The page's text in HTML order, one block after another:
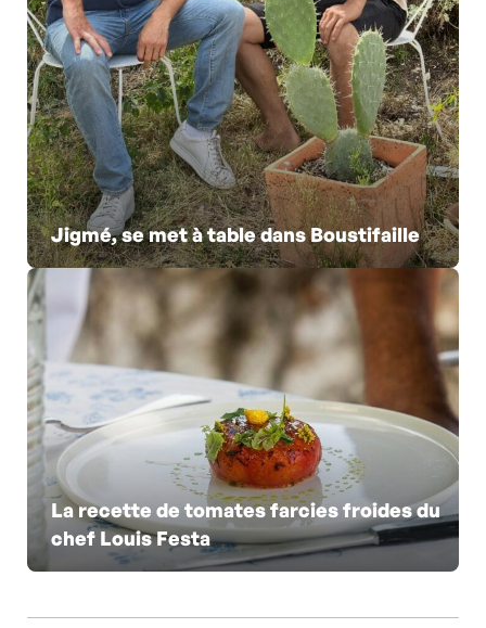
Jigmé, se met à table dans Boustifaille
La recette de tomates farcies froides du
chef Louis Festa